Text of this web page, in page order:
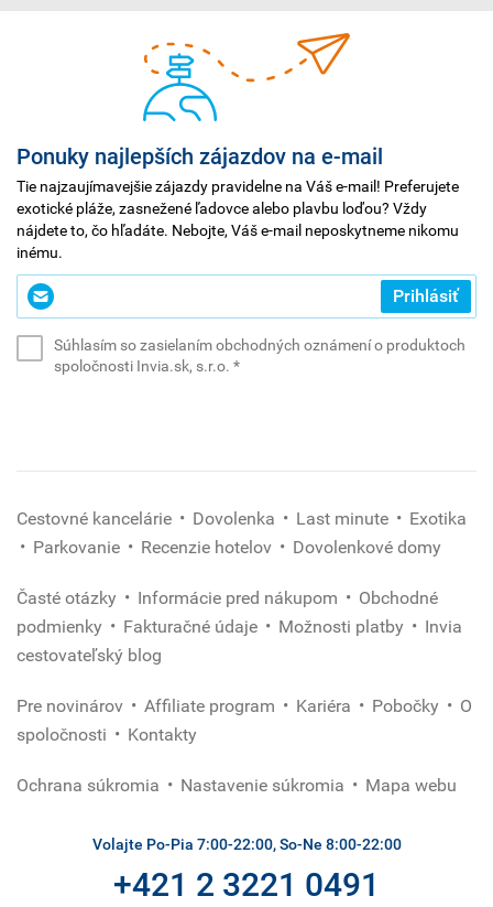
Ponuky najlepších zájazdov na e-mail
Tie najzaujímavejšie zájazdy pravidelne na Váš e-mail! Preferujete
exotické pláže, zasnežené ľadovce alebo plavbu loďou? Vždy
nájdete to, čo hľadáte. Nebojte, Váš e-mail neposkytneme nikomu
inému.
Zadajte
svoj
Prihlásiť
Súhlasím so zasielaním obchodných oznámení o produktoch
spoločnosti Invia.sk, s.r.o. *(povinné)
Cestovné kancelárie Dovolenka Last minute
Exotika
Parkovanie
Recenzie hotelov Dovolenkové domy
Časté otázky Informácie pred nákupom
Obchodné
podmienky
Fakturačné údaje Možnosti platby
Invia
cestovateľský blog
Pre novinárov Affiliate program Kariéra Pobočky
O
spoločnosti
Kontakty
Ochrana súkromia Nastavenie súkromia Mapa webu
Volajte Po-Pia 7:00-22:00, So-Ne 8:00-22:00
+421 2 3221 0491